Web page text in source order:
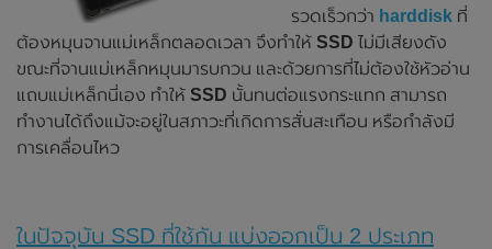
รวดเร็วกว่า harddisk ที่
ต้องหมุนจานแม่เหล็กตลอดเวลา จึงทำให้ SSD ไม่มีเสียงดัง
ขณะที่จานแม่เหล็กหมุนมารบกวน และด้วยการที่ไม่ต้องใช้หัวอ่าน
แถบแม่เหล็กนี่เอง ทำให้ SSD นั้นทนต่อแรงกระแทก สามารถ
ทำงานได้ถึงแม้จะอยู่ในสภาวะที่เกิดการสั่นสะเทือน หรือกำลังมี
การเคลื่อนไหว
ในปัจจุบัน SSD ที่ใช้กัน แบ่งออกเป็น 2 ประเภท